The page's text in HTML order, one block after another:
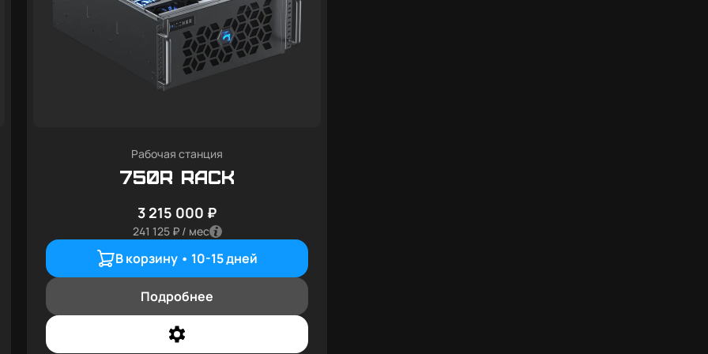
Рабочая станция
750R RACK
3 215 000 ₽
241 125 ₽ / мес
В корзину • 10-15 дней
Подробнее